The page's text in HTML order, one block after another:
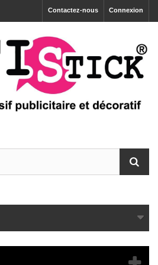
Connexion
Contactez-nous